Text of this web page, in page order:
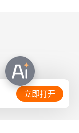
立即打开